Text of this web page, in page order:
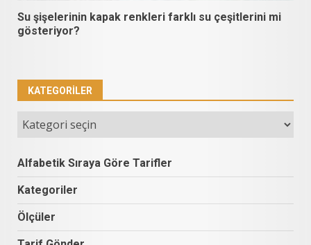
Su şişelerinin kapak renkleri farklı su çeşitlerini mi
gösteriyor?
KATEGORILER
Kategoriler
Alfabetik Sıraya Göre Tarifler
Kategoriler
Ölçüler